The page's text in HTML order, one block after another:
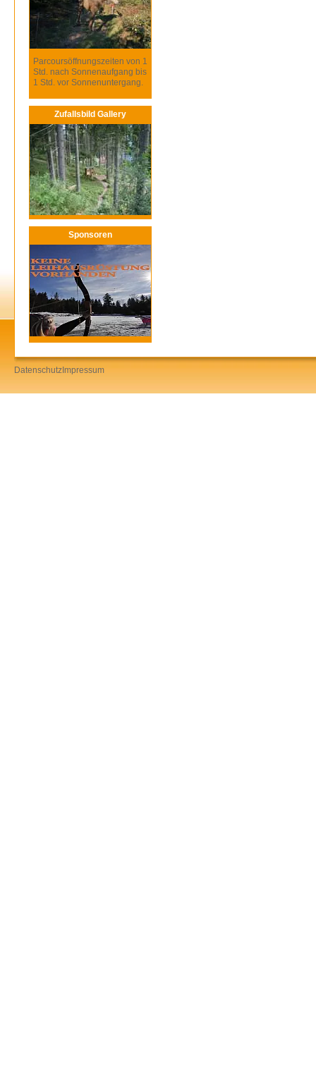
Parcoursöffnungszeiten von 1
Std. nach Sonnenaufgang bis
1 Std. vor Sonnenuntergang.
Zufallsbild Gallery
Sponsoren
Datenschutz Impressum